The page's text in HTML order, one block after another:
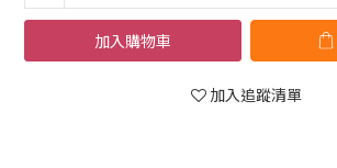
加入購物車
加入追蹤清單